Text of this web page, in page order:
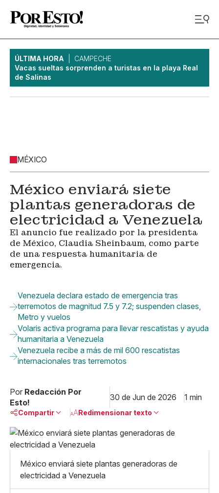
ÚLTIMA HORA
CAMPECHE
Vacas sueltas sorprenden a turistas en la playa Real
de Salinas
MÉXICO
México enviará siete
plantas generadoras de
electricidad a Venezuela
El anuncio fue realizado por la presidenta
de México, Claudia Sheinbaum, como parte
de una respuesta humanitaria de
emergencia.
Venezuela declara estado de emergencia tras
terremotos de magnitud 7.5 y 7.2; suspenden clases,
Metro y vuelos
Volaris activa programa para llevar rescatistas y ayuda
humanitaria a Venezuela
Venezuela recibe a más de mil 600 rescatistas
internacionales tras terremotos
Por Redacción Por
Esto!
30 de Jun de 2026 1 min
Compartir
Linkedin
X
Whatsapp
Copiar enlace
Redimensionar texto
Pequeño
Mediano
Grande
México enviará siete plantas generadoras de
electricidad a Venezuela